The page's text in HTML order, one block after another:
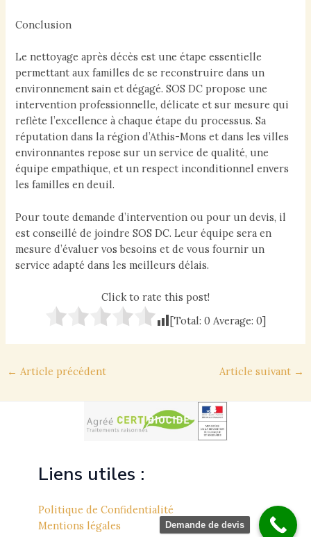
Conclusion
Le nettoyage après décès est une étape essentielle
permettant aux familles de se reconstruire dans un
environnement sain et dégagé. SOS DC propose une
intervention professionnelle, délicate et sur mesure qui
reflète l’excellence à chaque étape du processus. Sa
réputation dans la région d’Athis-Mons et dans les villes
environnantes repose sur un service de qualité, une
équipe empathique, et un respect inconditionnel envers
les familles en deuil.
Pour toute demande d’intervention ou pour un devis, il
est conseillé de joindre SOS DC. Leur équipe sera en
mesure d’évaluer vos besoins et de vous fournir un
service adapté dans les meilleurs délais.
Click to rate this post!
[Total: 0 Average: 0]
Navigation
articles
← Article précédent Article suivant →
Liens utiles :
Politique de Confidentialité
Mentions légales
Demande de devis